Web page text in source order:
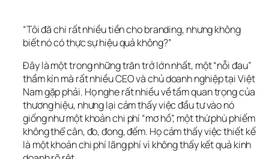
“Tôi đã chi rất nhiều tiền cho branding, nhưng không
biết nó có thực sự hiệu quả không?”
Đây là một trong những trăn trở lớn nhất, một “nỗi đau”
thầm kín mà rất nhiều CEO và chủ doanh nghiệp tại Việt
Nam gặp phải. Họ nghe rất nhiều về tầm quan trọng của
thương hiệu, nhưng lại cảm thấy việc đầu tư vào nó
giống như một khoản chi phí “mơ hồ”, một thứ phù phiếm
không thể cân, đo, đong, đếm. Họ cảm thấy việc thiết kế
là một khoản chi phí lãng phí vì không thấy kết quả kinh